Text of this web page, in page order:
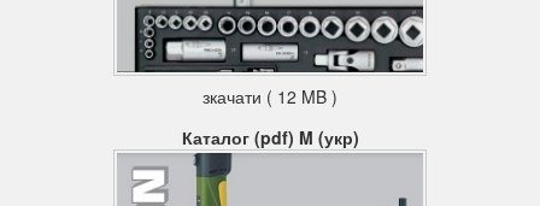
зкачати ( 12 MB )
Каталог (pdf) M (укр)